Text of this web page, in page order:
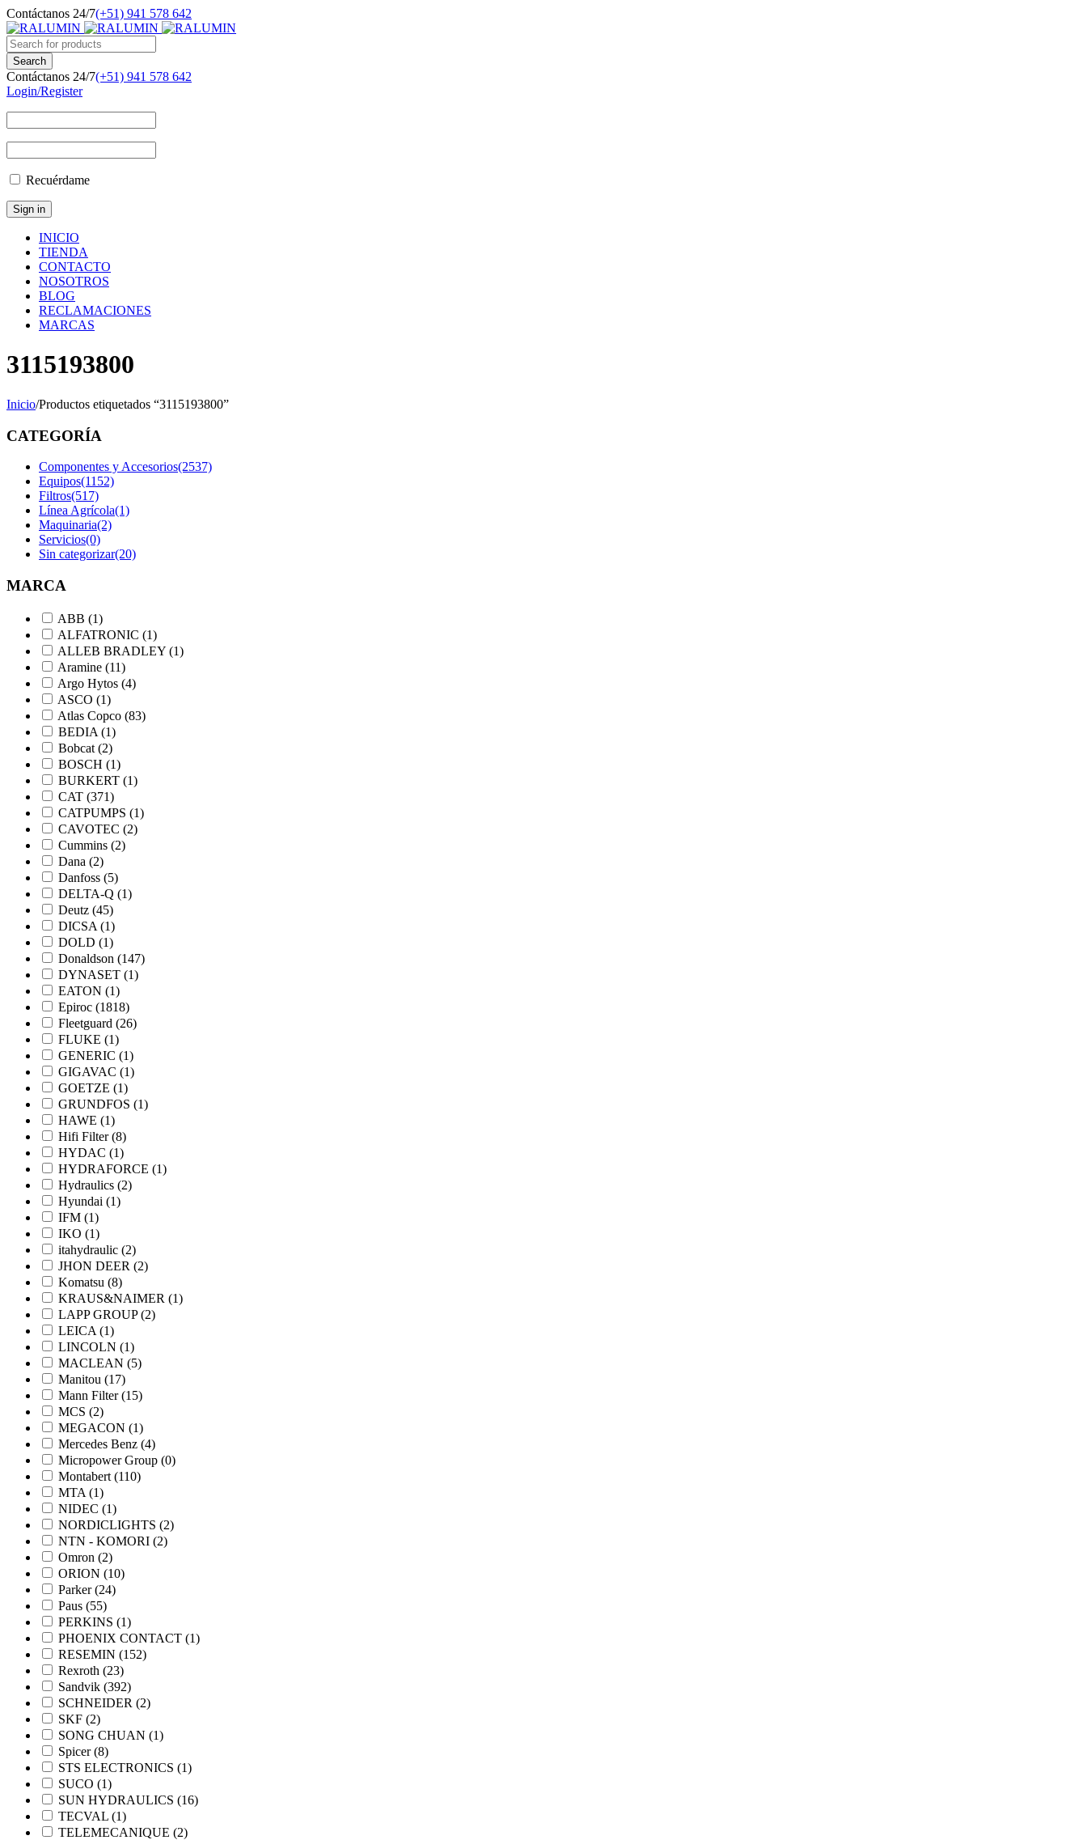
Contáctanos 24/7(+51) 941 578 642
Contáctanos 24/7(+51) 941 578 642
Login/Register
Recuérdame
INICIO
TIENDA
CONTACTO
NOSOTROS
BLOG
RECLAMACIONES
MARCAS
3115193800
Inicio/Productos etiquetados “3115193800”
CATEGORÍA
Componentes y Accesorios(2537)
Equipos(1152)
Filtros(517)
Línea Agrícola(1)
Maquinaria(2)
Servicios(0)
Sin categorizar(20)
MARCA
ABB (1)
ALFATRONIC (1)
ALLEB BRADLEY (1)
Aramine (11)
Argo Hytos (4)
ASCO (1)
Atlas Copco (83)
BEDIA (1)
Bobcat (2)
BOSCH (1)
BURKERT (1)
CAT (371)
CATPUMPS (1)
CAVOTEC (2)
Cummins (2)
Dana (2)
Danfoss (5)
DELTA-Q (1)
Deutz (45)
DICSA (1)
DOLD (1)
Donaldson (147)
DYNASET (1)
EATON (1)
Epiroc (1818)
Fleetguard (26)
FLUKE (1)
GENERIC (1)
GIGAVAC (1)
GOETZE (1)
GRUNDFOS (1)
HAWE (1)
Hifi Filter(8)
HYDAC (1)
HYDRAFORCE (1)
Hydraulics (2)
Hyundai (1)
IFM (1)
IKO (1)
itahydraulic (2)
JHON DEER (2)
Komatsu (8)
KRAUS&NAIMER (1)
LAPP GROUP(2)
LEICA (1)
LINCOLN (1)
MACLEAN (5)
Manitou (17)
Mann Filter(15)
MCS (2)
MEGACON (1)
Mercedes Benz (4)
Micropower Group (0)
Montabert (110)
MTA (1)
NIDEC (1)
NORDICLIGHTS (2)
NTN - KOMORI (2)
Omron (2)
ORION (10)
Parker(24)
Paus (55)
PERKINS (1)
PHOENIX CONTACT (1)
RESEMIN (152)
Rexroth (23)
Sandvik (392)
SCHNEIDER (2)
SKF (2)
SONG CHUAN (1)
Spicer(8)
STS ELECTRONICS (1)
SUCO (1)
SUN HYDRAULICS (16)
TECVAL (1)
TELEMECANIQUE (2)